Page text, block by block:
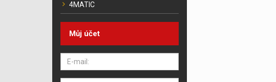
4MATIC
Můj účet